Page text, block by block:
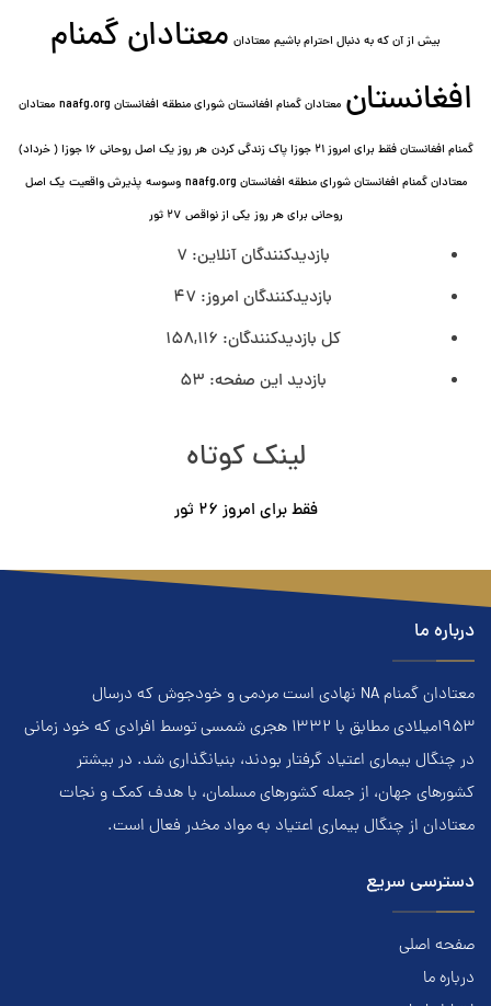
بیش از آن که به دنبال احترام باشیم معتادان معتادان گمنام
افغانستان معتادان گمنام افغانستان شورای منطقه افغانستان naafg.org معتادان
گمنام افغانستان فقط برای امروز ۲۱ جوزا پاک زندگی کردن
هر روز یک اصل روحانی ۱۶ جوزا ( خرداد)
معتادان گمنام افغانستان شورای منطقه افغانستان naafg.org
وسوسه پذيرش واقعیت یک اصل
روحانی برای هر روز یکی از نواقص ۲۷ ثور
بازدیدکنندگان آنلاین: 7
بازدیدکنندگان امروز: 47
کل بازدیدکنند‌گان: 158,116
بازدید این صفحه: 53
لینک کوتاه
فقط برای امروز ٢۶ ثور
درباره ما
معتادان گمنام NA نهادي است مردمي و خودجوش که درسال
۱۹۵۳ميلادي مطابق با ۱۳۳۲ هجري‌ شمسي توسط افرادي که خود زماني
در چنگال بیماری اعتياد گرفتار بودند، بنيانگذاري شد. در بيشتر
کشور‌هاي جهان، از جمله کشور‌هاي مسلمان، با هدف کمک و نجات
معتادان از چنگال بیماری اعتياد به مواد مخدر فعال است.
دسترسی سریع
صفحه اصلی
درباره ما